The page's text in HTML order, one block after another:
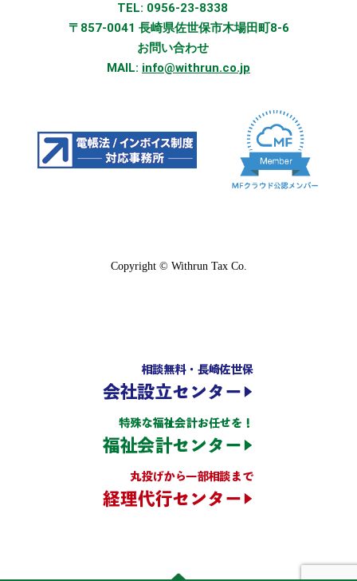
TEL: 0956-23-8338
〒857-0041 長崎県佐世保市木場田町8-6
お問い合わせ
MAIL: info@withrun.co.jp
Copyright © Withrun Tax Co.